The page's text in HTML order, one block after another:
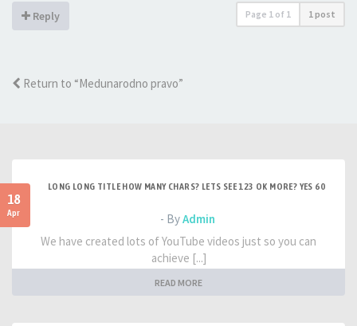
Reply Page 1 of 1 1 post
Return to “Medunarodno pravo”
18
Apr
LONG LONG TITLE HOW MANY CHARS? LETS SEE 123 OK MORE? YES 60
- ByAdmin
We have created lots of YouTube videos just so you can
achieve [...]
READ MORE